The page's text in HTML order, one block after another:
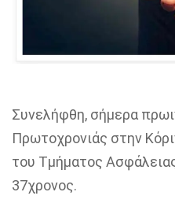
Συνελήφθη, σήμερα
Πρωτοχρονιάς στην
του Τμήματος
37χρονος.